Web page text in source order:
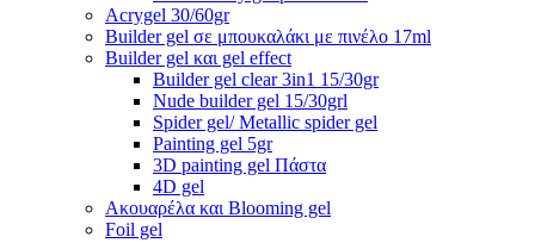
Acrygel 30/60gr
Builder gel σε μπουκαλάκι με πινέλο 17ml
Builder gel και gel effect
Builder gel clear 3in1 15/30gr
Nude builder gel 15/30grl
Spider gel/ Metallic spider gel
Painting gel 5gr
3D painting gel Πάστα
4D gel
Ακουαρέλα και Blooming gel
Foil gel